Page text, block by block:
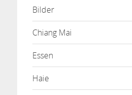
Bilder
Chiang Mai
Essen
Haie